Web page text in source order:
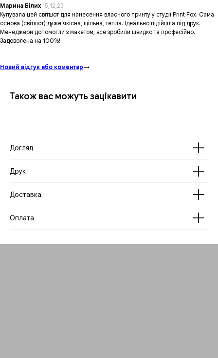
Марина Білих 15,12,23
Купувала цей світшот для нанесення власного принту у студії Print Fox. Сама
основа (світшот) дуже якісна, щільна, тепла. Ідеально підійшла під друк.
Менеджери допомогли з макетом, все зробили швидко та професійно.
Задоволена на 100%!
Новий відгук або коментар→
Також вас можуть зацікавити
Догляд
Друк
Доставка
Оплата